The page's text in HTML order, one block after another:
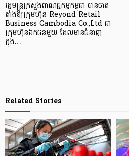
រដ្ឋមន្ត្រីក្រសួងពាណិជ្ជកម្មកម្ពុជា បានចាត់
តាំងឱ្យក្រុមហ៊ុន Reyond Retail
Business Cambodia Co.,Ltd ជា
ក្រុមហ៊ុនឯកជនមួយ ដែលមានជំនាញ
ក្នុង…
Related Stories